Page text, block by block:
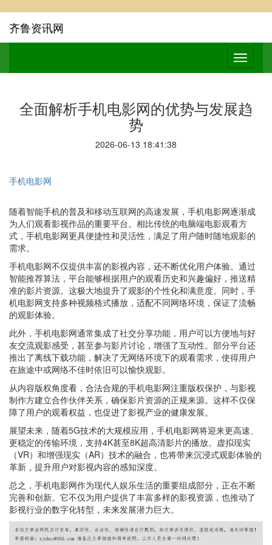
齐鲁资讯网
全面解析手机电影网的优势与发展趋
势
2026-06-13 18:41:38
手机电影网
随着智能手机的普及和移动互联网的高速发展，手机电影网逐渐成
为人们观看影视作品的重要平台。相比传统的电脑端电影观看方
式，手机电影网更具便捷性和灵活性，满足了用户随时随地观影的
需求。
手机电影网不仅提供丰富的影视内容，还不断优化用户体验。通过
智能推荐算法，平台能够根据用户的观看历史和兴趣偏好，推送精
准的影片资源。这极大地提升了观影的个性化和满意度。同时，手
机电影网支持多种视频格式播放，适配不同网络环境，保证了流畅
的观影体验。
此外，手机电影网通常集成了社交分享功能，用户可以方便地与好
友交流观影感受，甚至参与影片讨论，增强了互动性。部分平台还
推出了离线下载功能，解决了无网络环境下的观看需求，使得用户
在旅途中或网络不佳时依旧可以愉快观影。
从内容版权角度看，合法合规的手机电影网注重版权保护，与影视
制作方建立合作伙伴关系，确保影片资源的正规来源。这样不仅保
障了用户的观看权益，也促进了影视产业的健康发展。
展望未来，随着5G技术的大规模应用，手机电影网将迎来更高速、
更稳定的传输环境，支持4K甚至8K超高清影片的播放。虚拟现实
（VR）和增强现实（AR）技术的融合，也将带来沉浸式观影体验的
革新，提升用户对影视内容的感知深度。
总之，手机电影网作为现代人娱乐生活的重要组成部分，正在不断
完善和创新。它不仅为用户提供了丰富多样的影视资源，也推动了
影视行业的数字化转型，未来发展潜力巨大。